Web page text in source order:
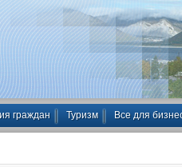
граждан Туризм Все для